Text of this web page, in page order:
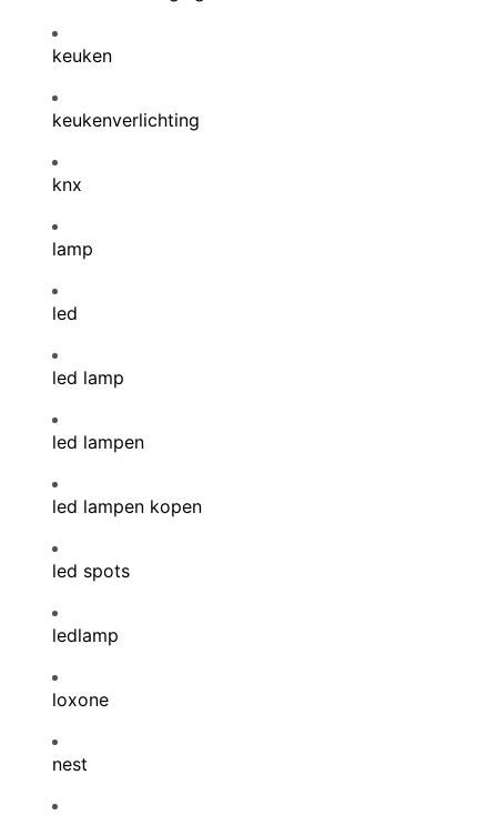
keuken
keukenverlichting
knx
lamp
led
led lamp
led lampen
led lampen kopen
led spots
ledlamp
loxone
nest